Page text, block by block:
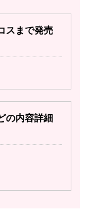
スまで発売
の内容詳細